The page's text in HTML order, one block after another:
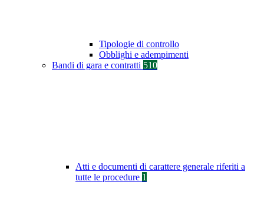
Tipologie di controllo
Obblighi e adempimenti
Bandi di gara e contratti 510
Atti e documenti di carattere generale riferiti a
tutte le procedure 1